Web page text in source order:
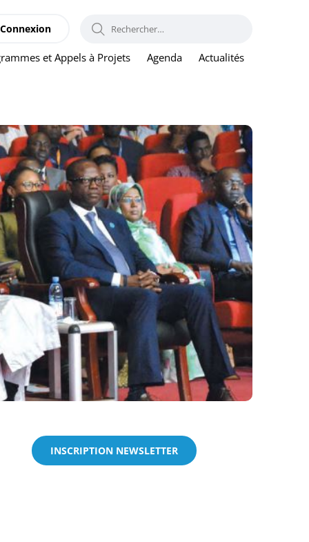
et Appels à Projets Agenda Actualités
Connexion RECHERCHER :
INSCRIPTION NEWSLETTER